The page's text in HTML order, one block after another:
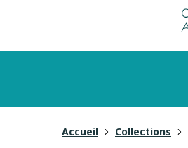
Vous
Accueil Collections